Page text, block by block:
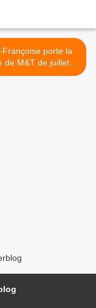
Françoise porte la
de M&T de juillet
1982 >